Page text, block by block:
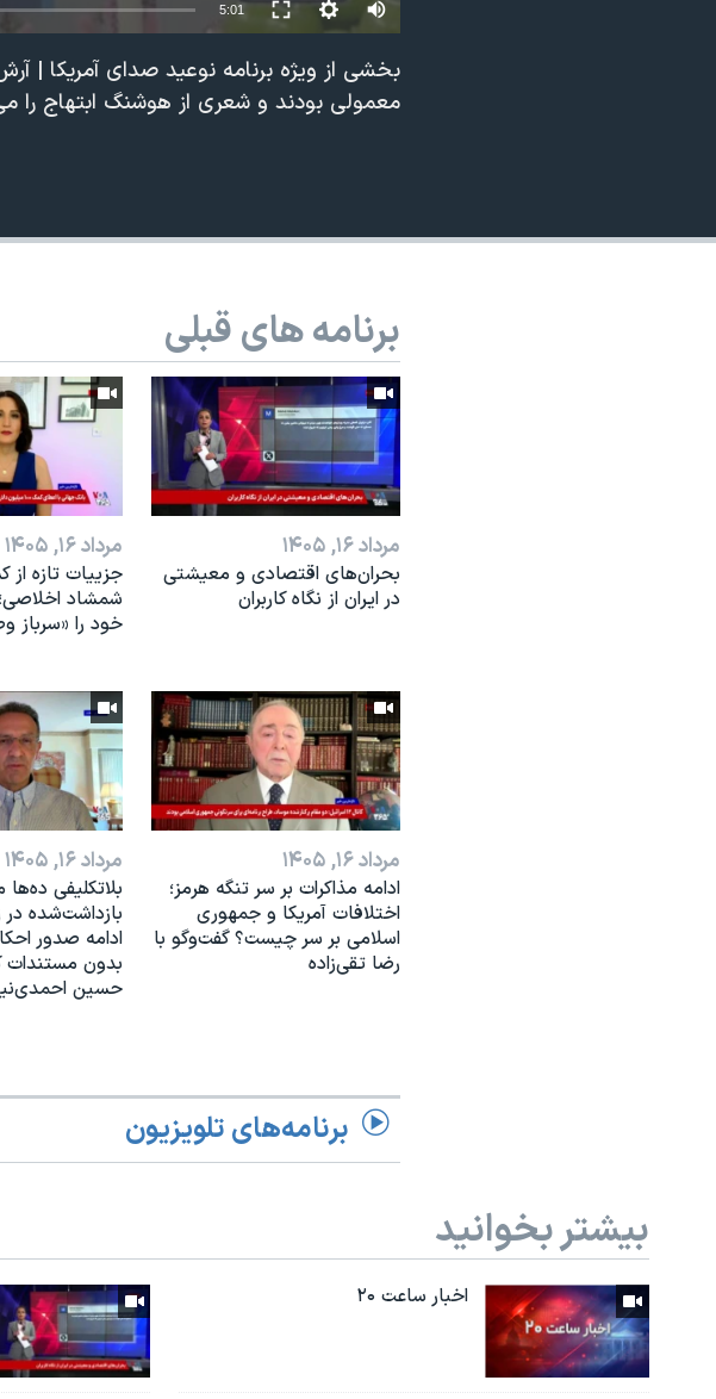
5:01
بخشی از ویژه برنامه نوعید صدای آمریکا |
معمولی بودند و شعری از هوشنگ ابتهاج را
برنامه های قبلی
مرداد ۱۶, ۱۴۰۵
بحران‌های اقتصادی و معیشتی
در ایران از نگاه کاربران
مرداد ۱۶, ۱۴۰۵
جزییات تازه
شمشاد
خود را «سرباز
مرداد ۱۶, ۱۴۰۵
ادامه مذاکرات بر سر تنگه هرمز؛
اختلافات آمریکا و جمهوری
اسلامی بر سر چیست؟ گفت‌وگو با
رضا تقی‌زاده
مرداد ۱۶, ۱۴۰۵
بلاتکلیفی
بازداشت‌شده در
ادامه صدور
بدون مستندات
حسین
برنامه‌های تلویزیون
بیشتر بخوانید
اخبار ساعت ۲۰